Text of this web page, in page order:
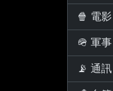
🍿 電
🪖 軍
📡 通